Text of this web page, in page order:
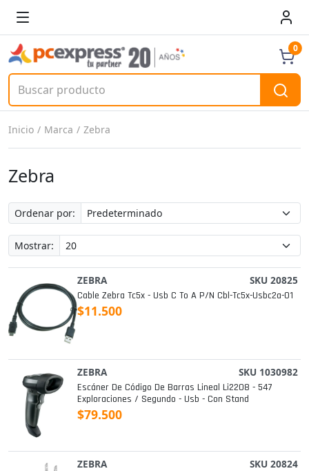
0
Inicio Marca Zebra
Zebra
Ordenar por:
Mostrar:
ZEBRA SKU 20825
Cable Zebra Tc5x - Usb C To A P/n Cbl-Tc5x-Usbc2a-01
$11.500
ZEBRA SKU 1030982
Escáner De Código De Barras Lineal Li2208 - 547
Exploraciones / Segundo - Usb - Con Stand
$79.500
ZEBRA SKU 20824